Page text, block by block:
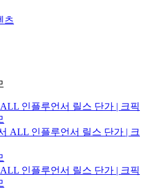
츠
인플루언서 릴스 단가 | 크픽
ALL 인플루언서 릴스 단가 | 크
인플루언서 릴스 단가 | 크픽